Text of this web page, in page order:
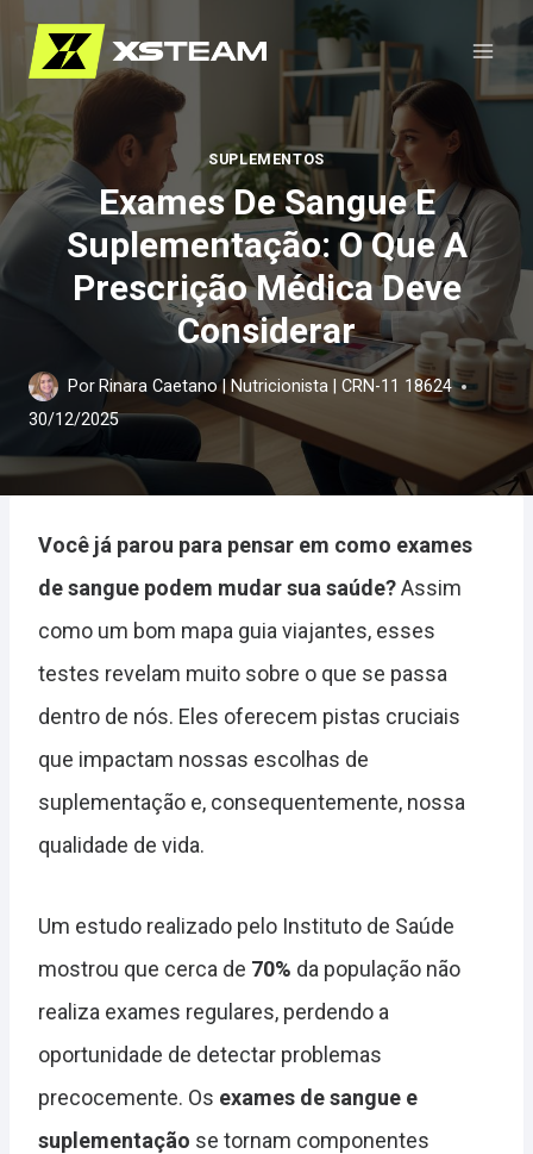
Pular
para
Conteúdo
SUPLEMENTOS
Exames De Sangue E
Suplementação: O Que A
Prescrição Médica Deve
Considerar
Por Rinara Caetano | Nutricionista | CRN-11 18624
30/12/2025
Você já parou para pensar em como exames
de sangue podem mudar sua saúde?Assim
como um bom mapa guia viajantes, esses
testes revelam muito sobre o que se passa
dentro de nós. Eles oferecem pistas cruciais
que impactam nossas escolhas de
suplementação e, consequentemente, nossa
qualidade de vida.
Um estudo realizado pelo Instituto de Saúde
mostrou que cerca de 70% da população não
realiza exames regulares, perdendo a
oportunidade de detectar problemas
precocemente. Os exames de sangue e
suplementação se tornam componentes